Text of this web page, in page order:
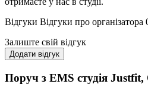
Відгуки Відгуки про організатора
Залиште свій відгук
Додати відгук
Поруч з EMS студія Justfit,